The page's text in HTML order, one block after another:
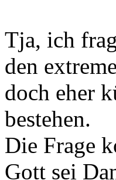
Tja, ich
den
doch eher
bestehen.
Die Frage
Gott sei